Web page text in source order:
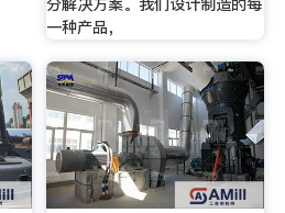
分解决方案。我们设计制造的每
一种产品，